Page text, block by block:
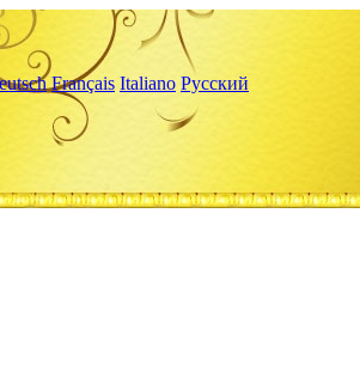
Français Italiano Русский